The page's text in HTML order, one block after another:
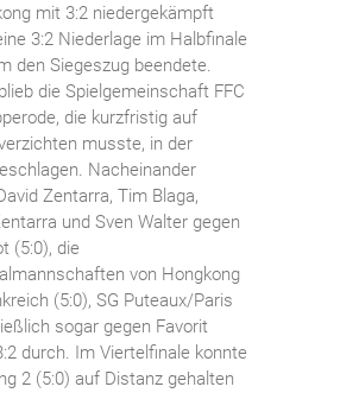
mit 3:2 niedergekämpft
3:2 Niederlage im Halbfinale
den Siegeszug beendete.
die Spielgemeinschaft FFC
die kurzfristig auf
musste, in der
Nacheinander
Zentarra, Tim Blaga,
und Sven Walter gegen
(5:0), die
von Hongkong
(5:0), SG Puteaux/Paris
sogar gegen Favorit
durch. Im Viertelfinale konnte
2 (5:0) auf Distanz gehalten